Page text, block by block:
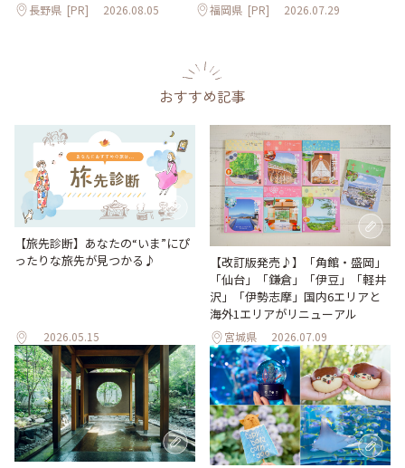
長野県 [PR] 2026.08.05 福岡県 [PR] 2026.07.29
おすすめ記事
【旅先診断】あなたの“いま”にぴ
ったりな旅先が見つかる♪
2026.05.15
【改訂版発売♪】「角館・盛岡」
「仙台」「鎌倉」「伊豆」「軽井
沢」「伊勢志摩」国内6エリアと
海外1エリアがリニューアル
宮城県 2026.07.09